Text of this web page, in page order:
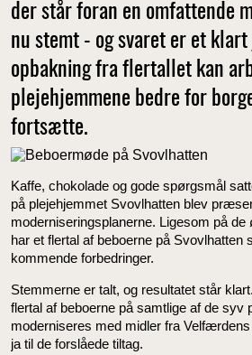
der står foran en omfattende
nu stemt - og svaret er et klart
opbakning fra flertallet kan
plejehjemmene bedre for
fortsætte.
Kaffe, chokolade og gode spørgsmål
på plejehjemmet Svovlhatten blev
moderniseringsplanerne. Ligesom på
har et flertal af beboerne på Svovlhatten
kommende forbedringer.
Stemmerne er talt, og resultatet står
flertal af beboerne på samtlige af de syv
moderniseres med midler fra
ja til de forslåede tiltag.